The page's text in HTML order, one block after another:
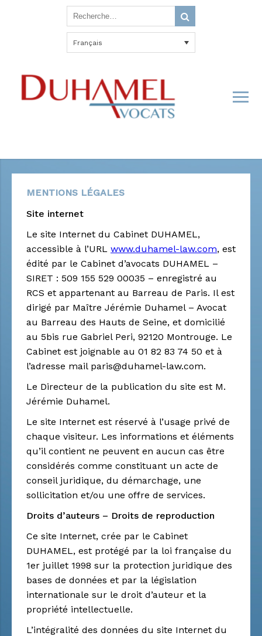
Français
MENTIONS LÉGALES
Site internet
Le site Internet du Cabinet DUHAMEL,
accessible à l’URL www.duhamel-law.com, est
édité par le Cabinet d’avocats DUHAMEL –
SIRET : 509 155 529 00035 – enregistré au
RCS et appartenant au Barreau de Paris. Il est
dirigé par Maître Jérémie Duhamel – Avocat
au Barreau des Hauts de Seine, et domicilié
au 5bis rue Gabriel Peri, 92120 Montrouge. Le
Cabinet est joignable au 01 82 83 74 50 et à
l’adresse mail paris@duhamel-law.com.
Le Directeur de la publication du site est M.
Jérémie Duhamel.
Le site Internet est réservé à l’usage privé de
chaque visiteur. Les informations et éléments
qu’il contient ne peuvent en aucun cas être
considérés comme constituant un acte de
conseil juridique, du démarchage, une
sollicitation et/ou une offre de services.
Droits d’auteurs – Droits de reproduction
Ce site Internet, crée par le Cabinet
DUHAMEL, est protégé par la loi française du
1er juillet 1998 sur la protection juridique des
bases de données et par la législation
internationale sur le droit d’auteur et la
propriété intellectuelle.
L’intégralité des données du site Internet du